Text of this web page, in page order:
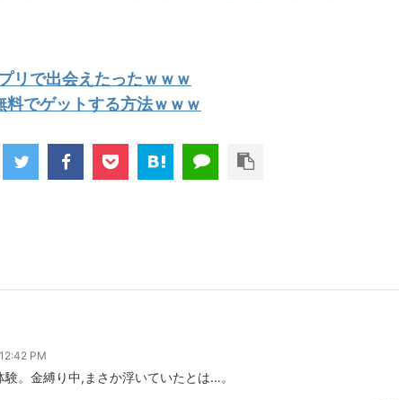
リで出会えたったｗｗｗ
でゲットする方法ｗｗｗ
PM
験。金縛り中,まさか浮いていたとは…。